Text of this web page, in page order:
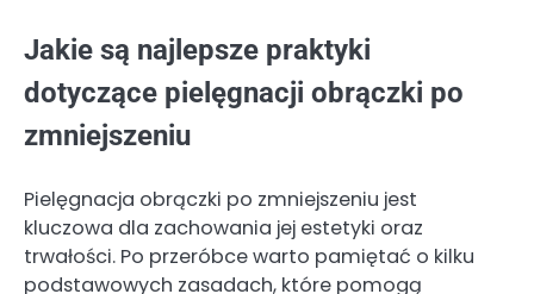
Jakie są najlepsze praktyki
dotyczące pielęgnacji obrączki po
zmniejszeniu
Pielęgnacja obrączki po zmniejszeniu jest
kluczowa dla zachowania jej estetyki oraz
trwałości. Po przeróbce warto pamiętać o kilku
podstawowych zasadach, które pomogą